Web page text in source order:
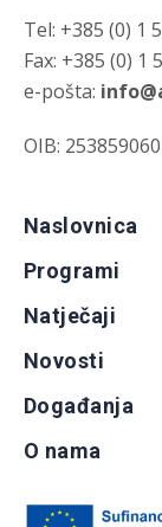
Tel: +385 (0) 1
Fax: +385 (0) 1
e-pošta:
OIB:
Naslovnica
Programi
Natječaji
Novosti
Događanja
O nama